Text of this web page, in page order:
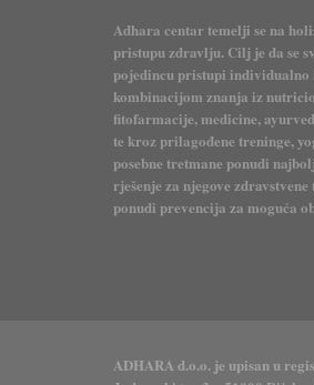
Adhara centar temelji se na
pristupu zdravlju. Cilj je da se
pojedincu pristupi individualno
kombinacijom znanja iz
fitofarmacije, medicine,
te kroz prilagođene treninge,
posebne tretmane ponudi
rješenje za njegove zdravstvene
ponudi prevencija za moguća
ADHARA d.o.o. je upisan u